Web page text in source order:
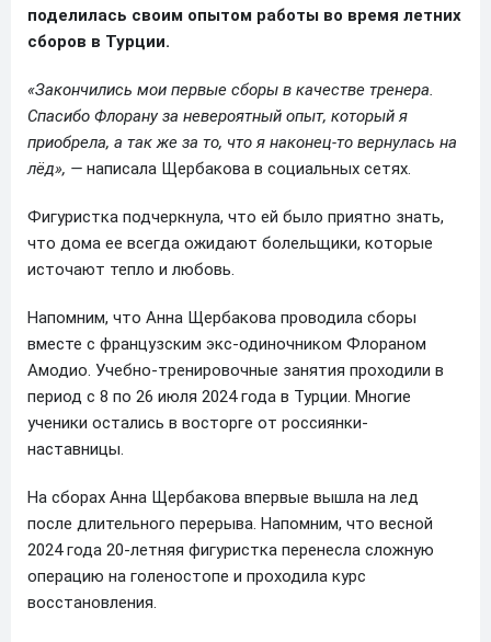
поделилась своим опытом работы во время летних
сборов в Турции.
«Закончились мои первые сборы в качестве тренера.
Спасибо Флорану за невероятный опыт, который я
приобрела, а так же за то, что я наконец-то вернулась на
лёд», — написала Щербакова в социальных сетях.
Фигуристка подчеркнула, что ей было приятно знать,
что дома ее всегда ожидают болельщики, которые
источают тепло и любовь.
Напомним, что Анна Щербакова проводила сборы
вместе с французским экс-одиночником Флораном
Амодио. Учебно-тренировочные занятия проходили в
период с 8 по 26 июля 2024 года в Турции. Многие
ученики остались в восторге от россиянки-
наставницы.
На сборах Анна Щербакова впервые вышла на лед
после длительного перерыва. Напомним, что весной
2024 года 20-летняя фигуристка перенесла сложную
операцию на голеностопе и проходила курс
восстановления.